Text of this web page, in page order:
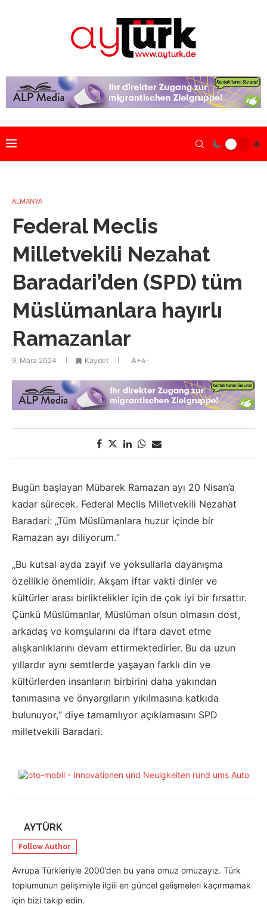
ALMANYA
Federal Meclis
Milletvekili Nezahat
Baradari’den (SPD) tüm
Müslümanlara hayırlı
Ramazanlar
9. März 2024 Kaydet A+A-
Bugün başlayan Mübarek Ramazan ayı 20 Nisan’a
kadar sürecek. Federal Meclis Milletvekili Nezahat
Baradari: „Tüm Müslümanlara huzur içinde bir
Ramazan ayı diliyorum.“
„Bu kutsal ayda zayıf ve yoksullarla dayanışma
özellikle önemlidir. Akşam iftar vakti dinler ve
kültürler arası birliktelikler için de çok iyi bir fırsattır.
Çünkü Müslümanlar, Müslüman olsun olmasın dost,
arkadaş ve komşularını da iftara davet etme
alışkanlıklarını devam ettirmektedirler. Bu da uzun
yıllardır aynı semtlerde yaşayan farklı din ve
kültürlerden insanların birbirini daha yakından
tanımasına ve önyargıların yıkılmasına katkıda
bulunuyor,“ diye tamamlıyor açıklamasını SPD
milletvekili Baradari.
AYTÜRK
Follow Author
Avrupa Türkleriyle 2000’den bu yana omuz omuzayız. Türk
toplumunun gelişimiyle ilgili en güncel gelişmeleri kaçırmamak
için bizi takip edin.